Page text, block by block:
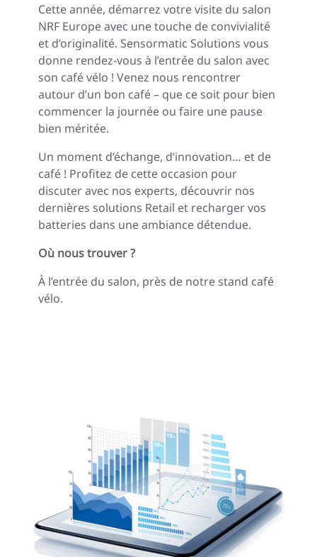
Cette année, démarrez votre visite du salon
NRF Europe avec une touche de convivialité
et d’originalité. Sensormatic Solutions vous
donne rendez-vous à l’entrée du salon avec
son café vélo ! Venez nous rencontrer
autour d’un bon café – que ce soit pour bien
commencer la journée ou faire une pause
bien méritée.
Un moment d’échange, d’innovation… et de
café ! Profitez de cette occasion pour
discuter avec nos experts, découvrir nos
dernières solutions Retail et recharger vos
batteries dans une ambiance détendue.
Où nous trouver ?
À l’entrée du salon, près de notre stand café
vélo.